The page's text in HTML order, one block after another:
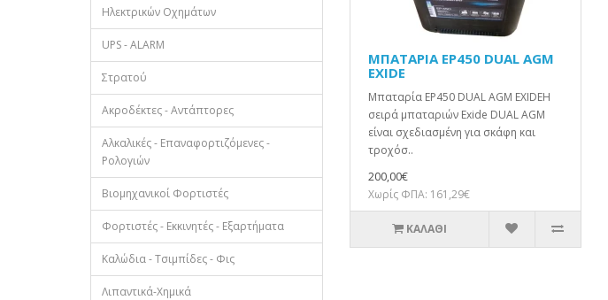
Ηλεκτρικών Οχημάτων
UPS - ALARM
Στρατού
Ακροδέκτες - Αντάπτορες
Αλκαλικές - Επαναφορτιζόμενες -
Ρολογιών
Βιομηχανικοί Φορτιστές
Φορτιστές - Εκκινητές - Εξαρτήματα
Καλώδια - Τσιμπίδες - Φις
Λιπαντικά-Χημικά
ΜΠΑΤΑΡΙΑ EP450 DUAL AGM
EXIDE
Μπαταρία EP450 DUAL AGM EXIDEΗ
σειρά μπαταριών Exide DUAL AGM
είναι σχεδιασμένη για σκάφη και
τροχόσ..
200,00€
Χωρίς ΦΠΑ: 161,29€
ΚΑΛΆΘΙ